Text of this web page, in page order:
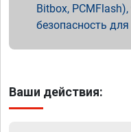
Bitbox,
безопасность
Ваши действия: